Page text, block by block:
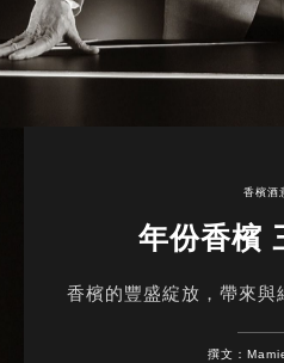
香檳酒
年份香檳
香檳的豐盛綻放，帶來與
撰文：